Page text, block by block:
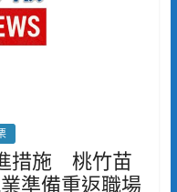
措施 桃竹苗
準備重返職場